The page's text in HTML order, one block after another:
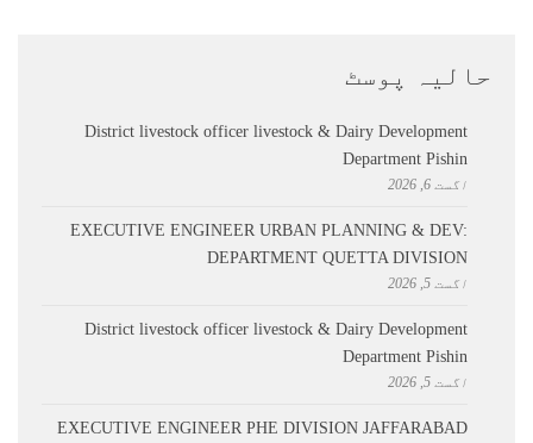
حالیہ پوسٹ
District livestock officer livestock & Dairy Development
Department Pishin
اگست 6, 2026
EXECUTIVE ENGINEER URBAN PLANNING & DEV:
DEPARTMENT QUETTA DIVISION
اگست 5, 2026
District livestock officer livestock & Dairy Development
Department Pishin
اگست 5, 2026
EXECUTIVE ENGINEER PHE DIVISION JAFFARABAD